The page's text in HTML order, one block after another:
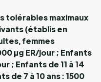
tolérables maximaux
(établis en
femmes
µg ER/jour ; Enfants
; Enfants de 11 à 14
de 7 à 10 ans : 1500